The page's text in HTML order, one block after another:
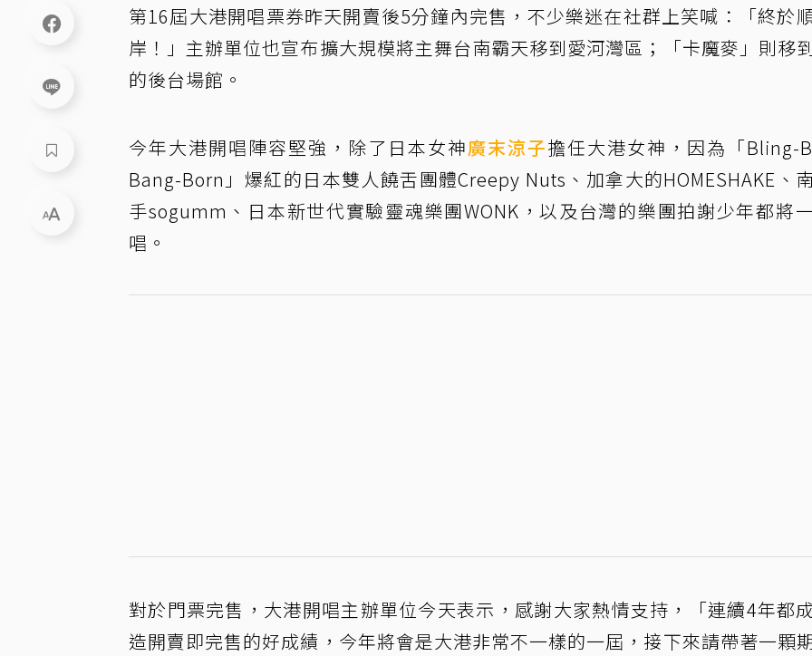
第16屆大港開唱票券昨天開賣後5分鐘內完售，不少樂迷在社群上笑喊：「終於
岸！」主辦單位也宣布擴大規模將主舞台南霸天移到愛河灣區；「卡魔麥」則移
的後台場館。
今年大港開唱陣容堅強，除了日本女神廣末涼子擔任大港女神，因為「Bling-
Bang-Born」爆紅的日本雙人饒舌團體Creepy Nuts、加拿大的HOMESHAKE、
手sogumm、日本新世代實驗靈魂樂團WONK，以及台灣的樂團拍謝少年都將
唱。
對於門票完售，大港開唱主辦單位今天表示，感謝大家熱情支持，「連續4年都
造開賣即完售的好成績，今年將會是大港非常不一樣的一屆，接下來請帶著一顆